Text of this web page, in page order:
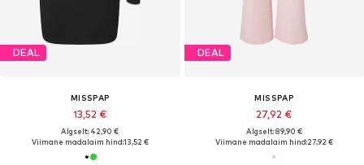
DEAL
MISSPAP
13,52 €
Algselt: 42,90 €
Viimane madalaim hind:13,52 €
DEAL
MISSPAP
27,92 €
Algselt: 89,90 €
Viimane madalaim hind:27,92 €